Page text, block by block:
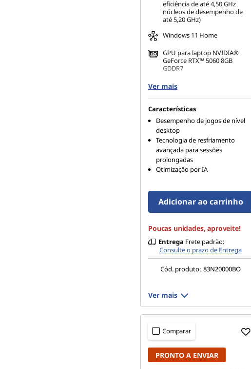
eficiência de até 4,50 GHz
núcleos de desempenho de
até 5,20 GHz)
Windows 11 Home
GPU para laptop NVIDIA®
GeForce RTX™ 5060 8GB
GDDR7
16 GB DDR5-5.600MT/s
(SODIMM)
Ver mais
Características
Desempenho de jogos de nível
desktop
Tecnologia de resfriamento
avançada para sessões
prolongadas
Otimização por IA
Adicionar ao carrinho
Poucas unidades, aproveite!
Entrega Frete padrão:
Consulte o prazo de Entrega
Cód. produto: 83N20000BO
Ver mais
Comparar
PRONTO A ENVIAR